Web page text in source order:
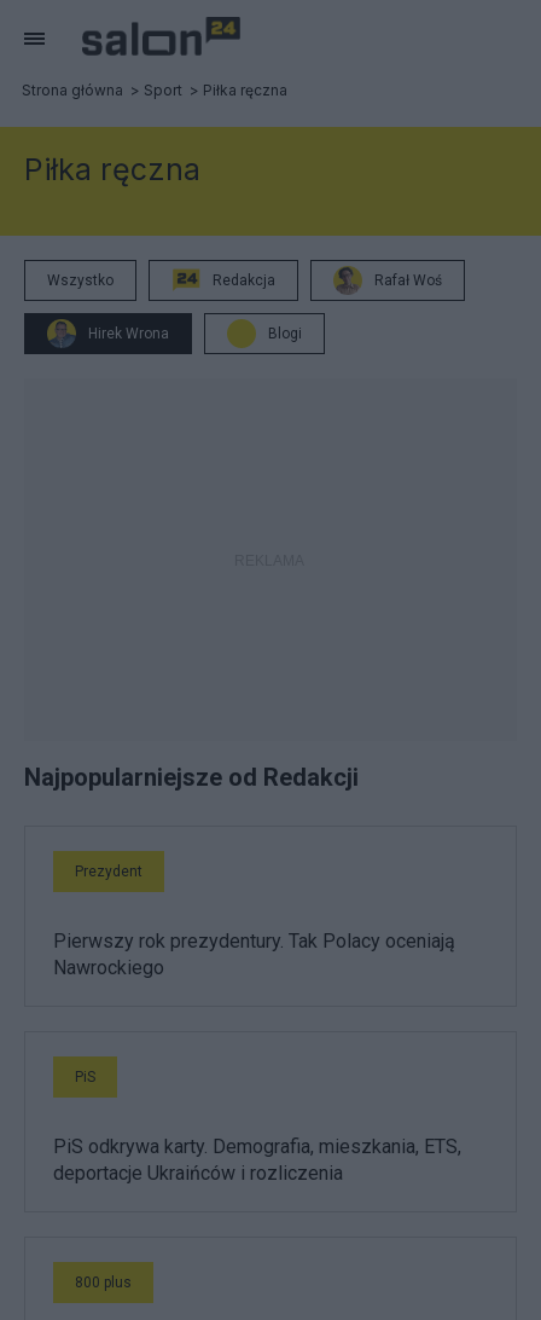
Strona główna Sport Piłka ręczna
Piłka ręczna
Wszystko Redakcja Rafał Woś
Hirek Wrona Blogi
Najpopularniejsze od Redakcji
Prezydent
Pierwszy rok prezydentury. Tak Polacy oceniają
Nawrockiego
PiS
PiS odkrywa karty. Demografia, mieszkania, ETS,
deportacje Ukraińców i rozliczenia
800 plus